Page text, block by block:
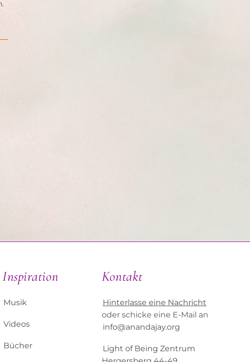
Kontakt
Hinterlasse eine Nachricht
oder schicke eine E-Mail an
info@anandajay.org
Light of Being Zentrum
Inspiration
Bücher
Musik
Videos